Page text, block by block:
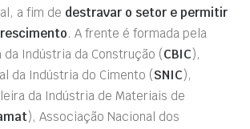
a fim de destravar o setor e permitir
. A frente é formada pela
da Indústria da Construção (CBIC),
da Indústria do Cimento (SNIC),
da Indústria de Materiais de
), Associação Nacional dos